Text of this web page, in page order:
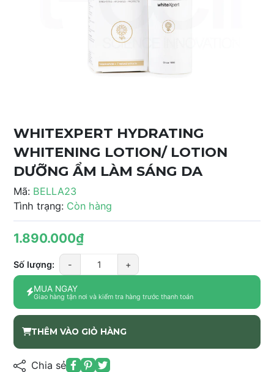
WHITEXPERT HYDRATING
WHITENING LOTION/ LOTION
DƯỠNG ẨM LÀM SÁNG DA
Mã: BELLA23
Tình trạng: Còn hàng
1.890.000₫
Số lượng: - +
MUA NGAY
Giao hàng tận nơi và kiểm tra hàng trước thanh toán
THÊM VÀO GIỎ HÀNG
Chia sẻ